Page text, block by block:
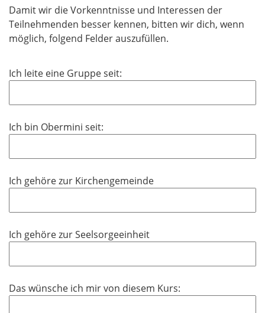
Damit wir die Vorkenntnisse und Interessen der
Teilnehmenden besser kennen, bitten wir dich, wenn
möglich, folgend Felder auszufüllen.
Ich leite eine Gruppe seit:
Ich bin Obermini seit:
Ich gehöre zur Kirchengemeinde
Ich gehöre zur Seelsorgeeinheit
Das wünsche ich mir von diesem Kurs: